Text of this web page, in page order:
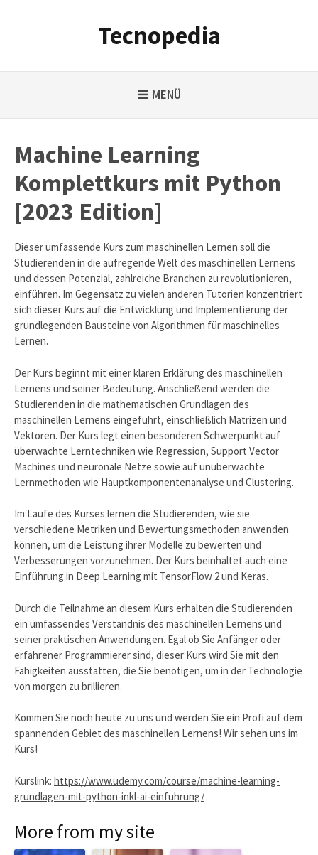
Tecnopedia
MENÜ
Machine Learning
Komplettkurs mit Python
[2023 Edition]
Dieser umfassende Kurs zum maschinellen Lernen soll die
Studierenden in die aufregende Welt des maschinellen Lernens
und dessen Potenzial, zahlreiche Branchen zu revolutionieren,
einführen. Im Gegensatz zu vielen anderen Tutorien konzentriert
sich dieser Kurs auf die Entwicklung und Implementierung der
grundlegenden Bausteine von Algorithmen für maschinelles
Lernen.
Der Kurs beginnt mit einer klaren Erklärung des maschinellen
Lernens und seiner Bedeutung. Anschließend werden die
Studierenden in die mathematischen Grundlagen des
maschinellen Lernens eingeführt, einschließlich Matrizen und
Vektoren. Der Kurs legt einen besonderen Schwerpunkt auf
überwachte Lerntechniken wie Regression, Support Vector
Machines und neuronale Netze sowie auf unüberwachte
Lernmethoden wie Hauptkomponentenanalyse und Clustering.
Im Laufe des Kurses lernen die Studierenden, wie sie
verschiedene Metriken und Bewertungsmethoden anwenden
können, um die Leistung ihrer Modelle zu bewerten und
Verbesserungen vorzunehmen. Der Kurs beinhaltet auch eine
Einführung in Deep Learning mit TensorFlow 2 und Keras.
Durch die Teilnahme an diesem Kurs erhalten die Studierenden
ein umfassendes Verständnis des maschinellen Lernens und
seiner praktischen Anwendungen. Egal ob Sie Anfänger oder
erfahrener Programmierer sind, dieser Kurs wird Sie mit den
Fähigkeiten ausstatten, die Sie benötigen, um in der Technologie
von morgen zu brillieren.
Kommen Sie noch heute zu uns und werden Sie ein Profi auf dem
spannenden Gebiet des maschinellen Lernens! Wir sehen uns im
Kurs!
Kurslink: https://www.udemy.com/course/machine-learning-
grundlagen-mit-python-inkl-ai-einfuhrung/
More from my site